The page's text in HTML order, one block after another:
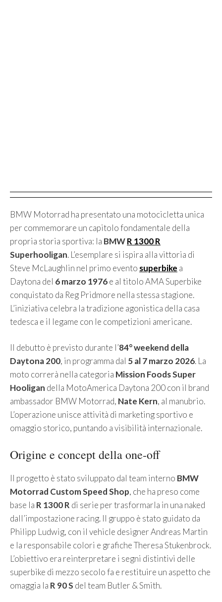
BMW Motorrad ha presentato una motocicletta unica
per commemorare un capitolo fondamentale della
propria storia sportiva: la BMWR 1300 R
Superhooligan. L’esemplare si ispira alla vittoria di
Steve McLaughlin nel primo evento superbike a
Daytona del 6 marzo 1976e al titolo AMA Superbike
conquistato da Reg Pridmore nella stessa stagione.
L’iniziativa celebra la tradizione agonistica della casa
tedesca e il legame con le competizioni americane.
Il debutto è previsto durante l’84° weekend della
Daytona 200, in programma dal 5 al 7 marzo 2026. La
moto correrà nella categoria Mission Foods Super
Hooligan della MotoAmerica Daytona 200 con il brand
ambassador BMW Motorrad, Nate Kern, al manubrio.
L’operazione unisce attività di marketing sportivo e
omaggio storico, puntando a visibilità internazionale.
Origine e concept della one‑off
Il progetto è stato sviluppato dal team interno BMW
Motorrad Custom Speed Shop, che ha preso come
base la R 1300 R di serie per trasformarla in una naked
dall’impostazione racing. Il gruppo è stato guidato da
Philipp Ludwig, con il vehicle designer Andreas Martin
e la responsabile colori e grafiche Theresa Stukenbrock.
L’obiettivo era reinterpretare i segni distintivi delle
superbike di mezzo secolo fa e restituire un aspetto che
omaggia la R 90 S del team Butler & Smith.